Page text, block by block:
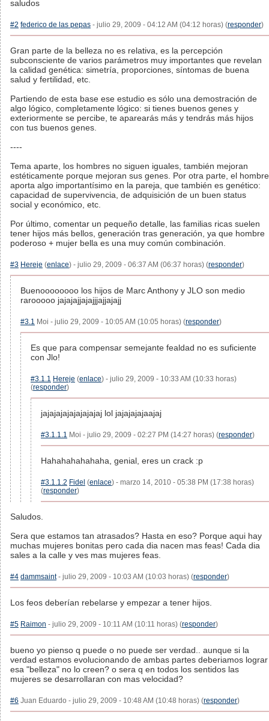
saludos
#2 federico de las pepas - julio 29, 2009 - 04:12 AM (04:12 horas) (responder)
Gran parte de la belleza no es relativa, es la percepción
subconsciente de varios parámetros muy importantes que revelan
la calidad genética: simetría, proporciones, síntomas de buena
salud y fertilidad, etc.
Partiendo de esta base ese estudio es sólo una demostración de
algo lógico, completamente lógico: si tienes buenos genes y
exteriormente se percibe, te aparearás más y tendrás más hijos
con tus buenos genes.
----
Tema aparte, los hombres no siguen iguales, también mejoran
estéticamente porque mejoran sus genes. Por otra parte, el hombre
aporta algo importantísimo en la pareja, que también es genético:
capacidad de supervivencia, de adquisición de un buen status
social y económico, etc.
Por último, comentar un pequeño detalle, las familias ricas suelen
tener hijos más bellos, generación tras generación, ya que hombre
poderoso + mujer bella es una muy común combinación.
#3 Hereje (enlace) - julio 29, 2009 - 06:37 AM (06:37 horas) (responder)
Buenoooooooo los hijos de Marc Anthony y JLO son medio
rarooooo jajajajjajajjjajjajajj
#3.1 Moi - julio 29, 2009 - 10:05 AM (10:05 horas) (responder)
Es que para compensar semejante fealdad no es suficiente
con Jlo!
#3.1.1 Hereje (enlace) - julio 29, 2009 - 10:33 AM (10:33 horas)
(responder)
jajajajajajajajajaj lol jajajajajaajaj
#3.1.1.1 Moi - julio 29, 2009 - 02:27 PM (14:27 horas) (responder)
Hahahahahahaha, genial, eres un crack :p
#3.1.1.2 Fidel (enlace) - marzo 14, 2010 - 05:38 PM (17:38 horas)
(responder)
Saludos.
Sera que estamos tan atrasados? Hasta en eso? Porque aqui hay
muchas mujeres bonitas pero cada dia nacen mas feas! Cada dia
sales a la calle y ves mas mujeres feas.
#4 dammsaint- julio 29, 2009 - 10:03 AM (10:03 horas) (responder)
Los feos deberían rebelarse y empezar a tener hijos.
#5 Raimon - julio 29, 2009 - 10:11 AM (10:11 horas) (responder)
bueno yo pienso q puede o no puede ser verdad.. aunque si la
verdad estamos evolucionando de ambas partes deberiamos lograr
esa "belleza" no lo creen? o sera q en todos los sentidos las
mujeres se desarrollaran con mas velocidad?
#6 Juan Eduardo - julio 29, 2009 - 10:48 AM (10:48 horas) (responder)